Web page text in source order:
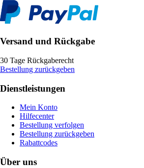
Versand und Rückgabe
30 Tage Rückgaberecht
Bestellung zurückgeben
Dienstleistungen
Mein Konto
Hilfecenter
Bestellung verfolgen
Bestellung zurückgeben
Rabattcodes
Über uns